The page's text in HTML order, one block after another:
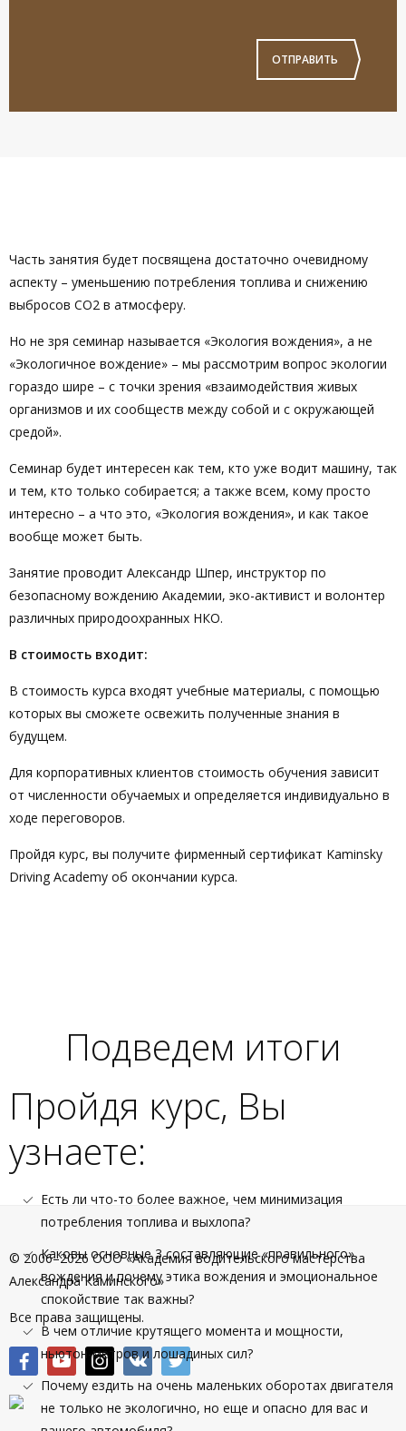
ОТПРАВИТЬ
Часть занятия будет посвящена достаточно очевидному
аспекту – уменьшению потребления топлива и снижению
выбросов CO2 в атмосферу.
Но не зря семинар называется «Экология вождения», а не
«Экологичное вождение» – мы рассмотрим вопрос экологии
гораздо шире – с точки зрения «взаимодействия живых
организмов и их сообществ между собой и с окружающей
средой».
Семинар будет интересен как тем, кто уже водит машину, так
и тем, кто только собирается; а также всем, кому просто
интересно – а что это, «Экология вождения», и как такое
вообще может быть.
Занятие проводит Александр Шпер, инструктор по
безопасному вождению Академии, эко-активист и волонтер
различных природоохранных НКО.
В стоимость входит:
В стоимость курса входят учебные материалы, с помощью
которых вы сможете освежить полученные знания в
будущем.
Для корпоративных клиентов стоимость обучения зависит
от численности обучаемых и определяется индивидуально в
ходе переговоров.
Пройдя курс, вы получите фирменный сертификат Kaminsky
Driving Academy об окончании курса.
Подведем итоги
Пройдя курс, Вы
узнаете:
Есть ли что-то более важное, чем минимизация
потребления топлива и выхлопа?
Каковы основные 3 составляющие «правильного»
вождения и почему этика вождения и эмоциональное
спокойствие так важны?
В чем отличие крутящего момента и мощности,
ньютон-метров и лошадиных сил?
Почему ездить на очень маленьких оборотах двигателя
не только не экологично, но еще и опасно для вас и
© 2006–2026 ООО «Академия водительского мастерства
Александра Каминского»
Все права защищены.